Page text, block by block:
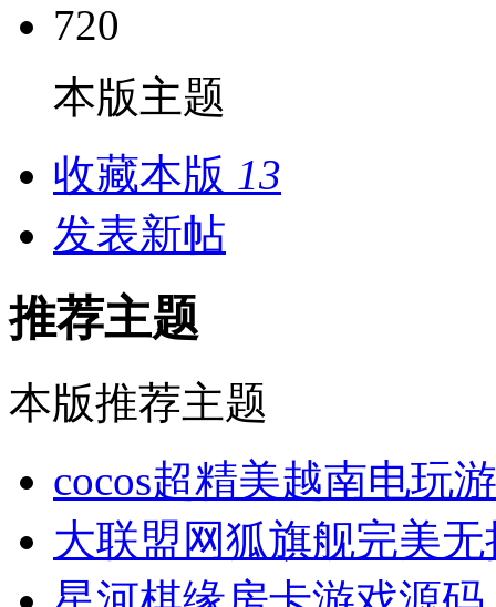
720
本版主题
收藏本版 13
发表新帖
推荐主题
本版推荐主题
cocos超精美越南电玩
大联盟网狐旗舰完美